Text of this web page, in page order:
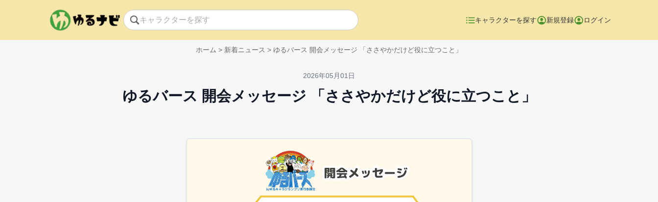
キャラクターを探す 新規登録 ログイン
ホーム > 新着ニュース > ゆるバース 開会メッセージ 「ささやかだけど役に立つこと」
2026年05月01日
ゆるバース 開会メッセージ 「ささやかだけど役に立つこと」